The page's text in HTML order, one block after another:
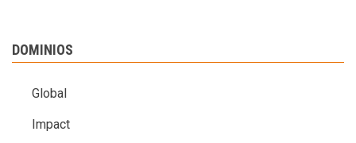
DOMINIOS
Global
Impact